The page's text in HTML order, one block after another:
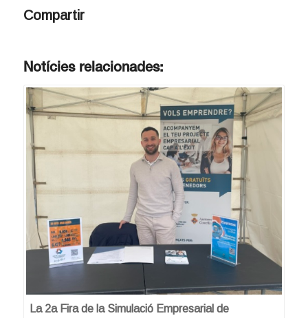
Compartir
Notícies relacionades:
La 2a Fira de la Simulació Empresarial de